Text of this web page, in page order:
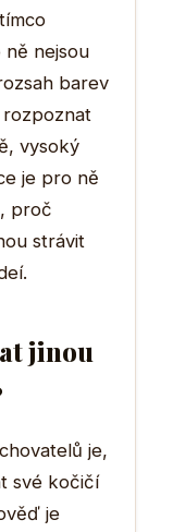
nejsou
barev
rozpoznat
vysoký
je pro ně
proč
strávit
jinou
je,
své kočičí
je